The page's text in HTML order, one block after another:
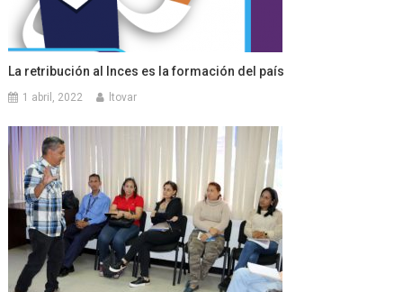
La retribución al Inces es la formación del país
1 abril, 2022 ltovar